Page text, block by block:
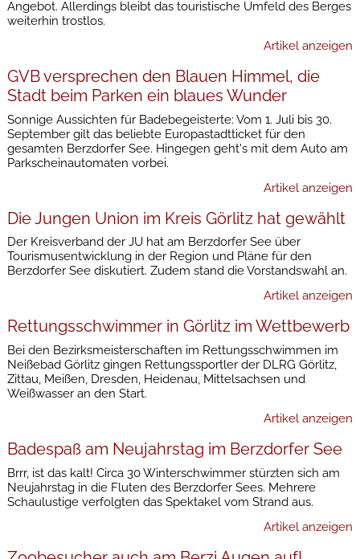
Angebot. Allerdings bleibt das touristische Umfeld des Berges
weiterhin trostlos.
Artikel anzeigen
GVB versprechen den Blauen Himmel, die
Stadt beim Parken ein blaues Wunder
Sonnige Aussichten für Badebegeisterte: Vom 1. Juli bis 30.
September gilt das beliebte Europastadtticket für den
gesamten Berzdorfer See. Hingegen geht's mit dem Auto am
Parkscheinautomaten vorbei.
Artikel anzeigen
Die Jungen Union im Kreis Görlitz hat gewählt
Der Kreisverband der JU hat am Berzdorfer See über
Tourismusentwicklung in der Region und Pläne für den
Berzdorfer See diskutiert. Zudem stand die Vorstandswahl an.
Artikel anzeigen
Rettungsschwimmer in Görlitz im Wettbewerb
Bei den Bezirksmeisterschaften im Rettungsschwimmen im
Neißebad Görlitz gingen Rettungssportler der DLRG Görlitz,
Zittau, Meißen, Dresden, Heidenau, Mittelsachsen und
Weißwasser an den Start.
Artikel anzeigen
Badespaß am Neujahrstag im Berzdorfer See
Brrr, ist das kalt! Circa 30 Winterschwimmer stürzten sich am
Neujahrstag in die Fluten des Berzdorfer Sees. Mehrere
Schaulustige verfolgten das Spektakel vom Strand aus.
Artikel anzeigen